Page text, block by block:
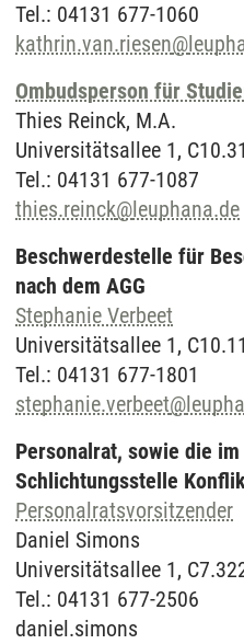
Tel.: 04131 677-1060
kathrin.van.riesen@
Ombudsperson für
Thies Reinck, M.A.
Universitätsallee 1,
Tel.: 04131 677-1087
thies.reinck@leuphana.de
Beschwerdestelle für
nach dem AGG
Stephanie Verbeet
Universitätsallee 1,
Tel.: 04131 677-1801
stephanie.verbeet@
Personalrat, sowie die
Schlichtungsstelle
Personalratsvorsitzender
Daniel Simons
Universitätsallee 1,
Tel.: 04131 677-2506
daniel.simons